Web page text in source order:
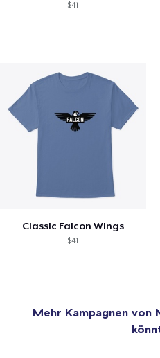
$41
Classic Falcon Wings
$41
Mehr Kampagnen von